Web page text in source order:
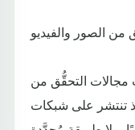
من الصور والفيديو
مجالات التحقُّق من
إذ تنتشر على شبكات